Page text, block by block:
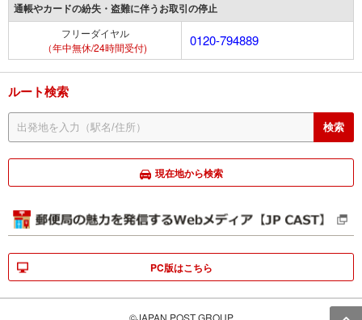
通帳やカードの紛失・盗難に伴うお取引の停止
フリーダイヤル
（年中無休/24時間受付)
0120-794889
ルート検索
現在地から検索
PC版はこちら